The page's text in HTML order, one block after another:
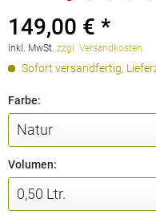
149,00 € *
inkl. MwSt. zzgl. Versandkosten
Sofort versandfertig,
Farbe:
Volumen: